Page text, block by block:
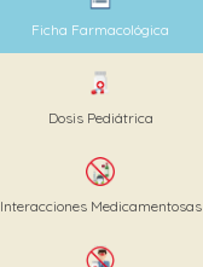
Ficha Farmacológica
Dosis Pediátrica
Interacciones Medicamentosas